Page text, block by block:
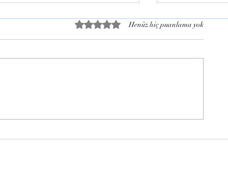
Duruşmaya Gitmezsem Ne
Hakkımda
5 üzerinden 0 yıldızHenüz hiç puanlama yok